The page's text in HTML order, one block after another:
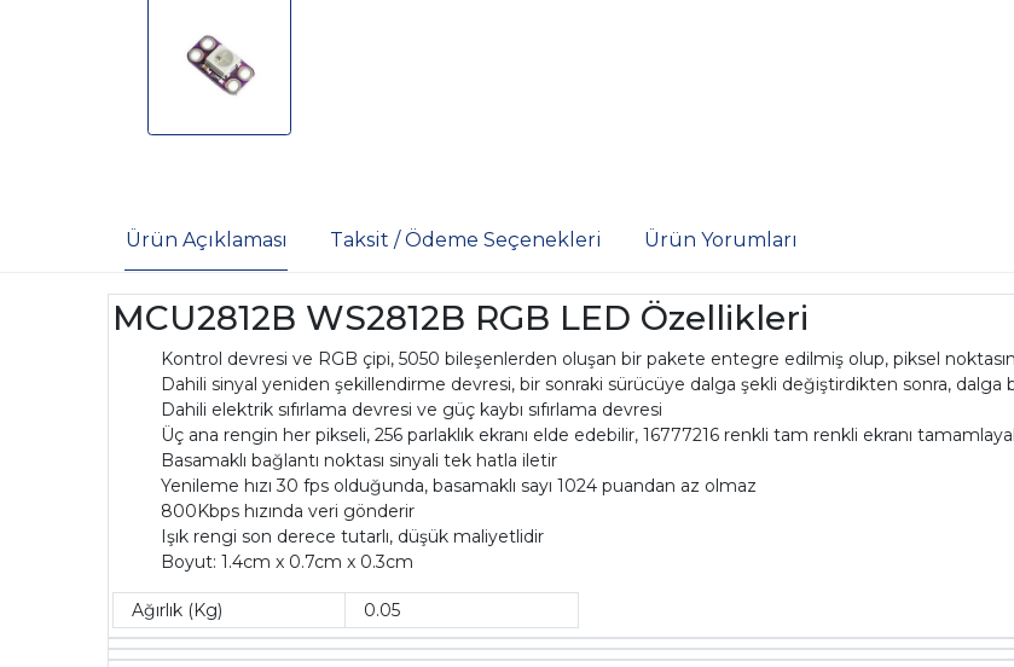
Ürün Açıklaması Taksit / Ödeme Seçenekleri Ürün Yorumları
MCU2812B WS2812B RGB LED Özellikleri
Kontrol devresi ve RGB çipi, 5050 bileşenlerden oluşan bir pakete entegre edilmiş olup, piksel
Dahili sinyal yeniden şekillendirme devresi, bir sonraki sürücüye dalga şekli değiştirdikten sonra,
Dahili elektrik sıfırlama devresi ve güç kaybı sıfırlama devresi
Üç ana rengin her pikseli, 256 parlaklık ekranı elde edebilir, 16777216 renkli tam renkli ekranı
Basamaklı bağlantı noktası sinyali tek hatla iletir
Yenileme hızı 30 fps olduğunda, basamaklı sayı 1024 puandan az olmaz
800Kbps hızında veri gönderir
Işık rengi son derece tutarlı, düşük maliyetlidir
Boyut: 1.4cm x 0.7cm x 0.3cm
Ağırlık (Kg) 0.05